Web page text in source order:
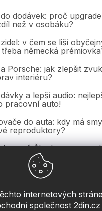
internetových
společnost 2din.cz
dodávek: proč
než v osobáku?
v čem se liší
německá
Porsche: jak zlepšit
interiéru?
a lepší audio:
pracovní auto!
do auta: kdy má
reproduktory?
vozů Škoda: co se
a Superbu?
KONTAKT